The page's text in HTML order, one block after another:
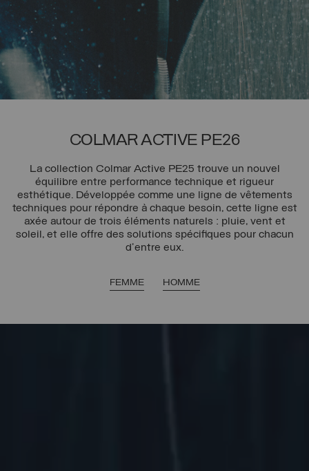
COLMAR ACTIVE PE26
La collection Colmar Active PE25 trouve un nouvel
équilibre entre performance technique et rigueur
esthétique. Développée comme une ligne de vêtements
techniques pour répondre à chaque besoin, cette ligne est
axée autour de trois éléments naturels : pluie, vent et
soleil, et elle offre des solutions spécifiques pour chacun
d'entre eux.
FEMME HOMME